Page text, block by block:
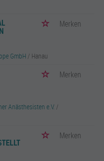
Merken
GmbH / Hanau
Merken
Anästhesisten e.V. /
Merken